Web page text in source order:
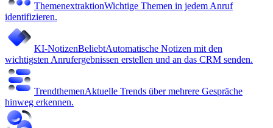
ThemenextraktionWichtige Themen in jedem Anruf
identifizieren.
KI-NotizenBeliebtAutomatische Notizen mit den
wichtigsten Anrufergebnissen erstellen und an das CRM senden.
TrendthemenAktuelle Trends über mehrere Gespräche
hinweg erkennen.